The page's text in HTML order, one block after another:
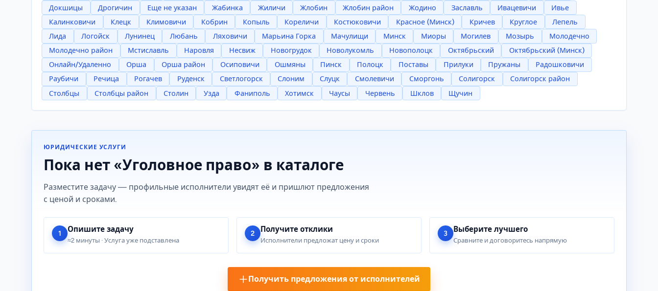
Докшицы
Дрогичин Еще не указан Жабинка Жиличи Жлобин Жлобин район Жодино Заславль Ивацевичи
Ивье
Калинковичи
Клецк Климовичи Кобрин Копыль Кореличи Костюковичи Красное (Минск) Кричев Круглое
Лепель
Лида
Логойск Лунинец Любань Ляховичи Марьина Горка Мачулищи Минск Миоры Могилев Мозырь
Молодечно
Молодечно район
Мстиславль Наровля Несвиж Новогрудок Новолукомль Новополоцк Октябрьский
Октябрьский (Минск)
Онлайн/Удаленно
Орша Орша район Осиповичи Ошмяны Пинск Полоцк Поставы Прилуки Пружаны
Радошковичи
Раубичи
Речица Рогачев Руденск Светлогорск Слоним Слуцк Смолевичи Сморгонь Солигорск
Солигорск район
Столбцы
Столбцы район Столин Узда Фаниполь Хотимск Чаусы Червень Шклов Щучин
ЮРИДИЧЕСКИЕ УСЛУГИ
Пока нет «Уголовное право» в каталоге
Разместите задачу — профильные исполнители увидят её и пришлют предложения
с ценой и сроками.
1 Опишите задачу
≈2 минуты · Услуга уже подставлена
2 Получите отклики
Исполнители предложат цену и сроки
3 Выберите лучшего
Сравните и договоритесь напрямую
Получить предложения от исполнителей